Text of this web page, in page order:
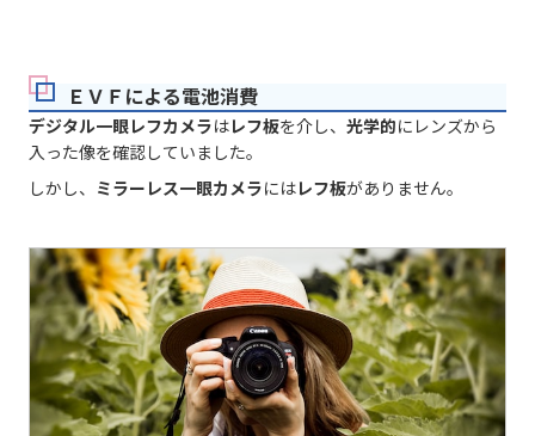
ＥＶＦによる電池消費
デジタル一眼レフカメラはレフ板を介し、 光学的にレンズから
入った像を確認していました。
しかし、 ミラーレス一眼カメラにはレフ板がありません。